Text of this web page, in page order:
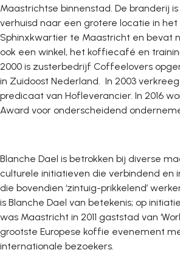
Maastrichtse binnenstad. De branderij
verhuisd naar een grotere locatie in
Sphinxkwartier te Maastricht en bevat
ook een winkel, het koffiecafé en
2000 is zusterbedrijf Coffeelovers
in Zuidoost Nederland. In 2003
predicaat van Hofleverancier. In 2016
Award voor onderscheidend
Blanche Dael is betrokken bij diverse
culturele initiatieven die verbindend en
die bovendien ‘zintuig-prikkelend’
is Blanche Dael van betekenis; op
was Maastricht in 2011 gaststad van
grootste Europese koffie evenement
internationale bezoekers.